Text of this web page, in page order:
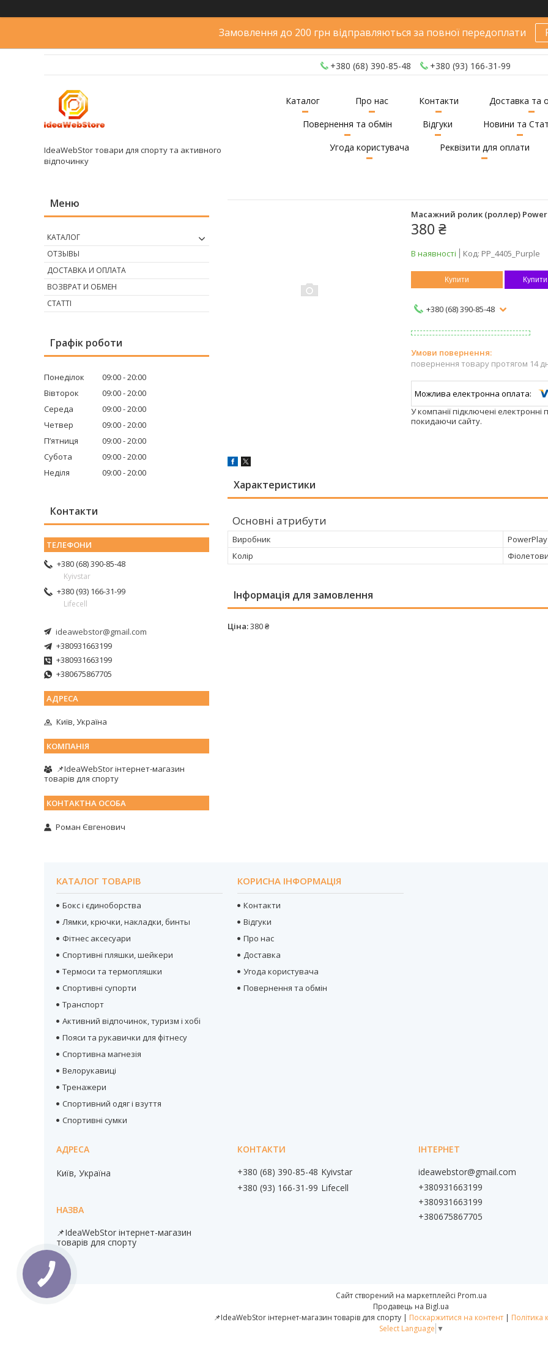
Замовлення до 200 грн відправляються за повної передоплати
+380 (68) 390-85-48 +380 (93) 166-31-99
IdeaWebStor товари для спорту та активного
відпочинку
Каталог Про нас Контакти
Доставка та
Повернення та обмін
Відгуки
Новини та
Угода користувача
Реквізити для оплати
Масажний ролик (роллер)
380 ₴
В наявності Код: PP_4405_Purple
Купити
+380 (68) 390-85-48
повернення товару протягом 14
У компанії підключені
покидаючи сайту.
Характеристики
Основні атрибути
Виробник
PowerPlay
Колір
Інформація для замовлення
Ціна:380 ₴
КАТАЛОГ
ОТЗЫВЫ
ДОСТАВКА И ОПЛАТА
ВОЗВРАТ И ОБМЕН
СТАТТІ
Графік роботи
Понеділок 09:00 20:00
Вівторок
09:00 20:00
Середа
09:00 20:00
Четвер
09:00 20:00
Пʼятниця
09:00 20:00
Субота
09:00 20:00
Неділя
09:00 20:00
Контакти
+380 (68) 390-85-48
Kyivstar
+380 (93) 166-31-99
Lifecell
ideawebstor@gmail.com
+380931663199
+380931663199
+380675867705
Київ, Україна
📌IdeaWebStor інтернет-магазин
товарів для спорту
Роман Євгенович
КАТАЛОГ ТОВАРІВ
Бокс і єдиноборства
Лямки, крючки, накладки, бинты
Фітнес аксесуари
Спортивні пляшки, шейкери
Термоси та термопляшки
Спортивні супорти
Транспорт
Активний відпочинок, туризм і хобі
Пояси та рукавички для фітнесу
Спортивна магнезія
Велорукавиці
Тренажери
Спортивний одяг і взуття
Спортивні сумки
КОРИСНА ІНФОРМАЦІЯ
Контакти
Відгуки
Про нас
Доставка
Угода користувача
Повернення та обмін
Київ, Україна
📌IdeaWebStor інтернет-магазин
товарів для спорту
+380 (68) 390-85-48 Kyivstar
+380 (93) 166-31-99 Lifecell
ideawebstor@gmail.com
+380931663199
+380931663199
+380675867705
Сайт створений на маркетплейсі Prom.ua
Продавець на Bigl.ua
📌IdeaWebStor інтернет-магазин товарів для спорту | Поскаржитися на контент | Політика
Select Language ▼